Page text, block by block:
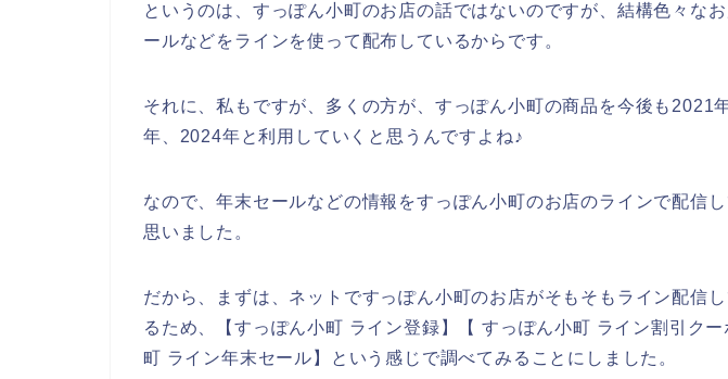
というのは、すっぽん小町のお店の話ではないのですが、結構色々な
ールなどをラインを使って配布しているからです。
それに、私もですが、多くの方が、すっぽん小町の商品を今後も2021
年、2024年と利用していくと思うんですよね♪
なので、年末セールなどの情報をすっぽん小町のお店のラインで配信
思いました。
だから、まずは、ネットですっぽん小町のお店がそもそもライン配信
るため、【すっぽん小町 ライン登録】【 すっぽん小町 ライン割引ク
町 ライン年末セール】という感じで調べてみることにしました。